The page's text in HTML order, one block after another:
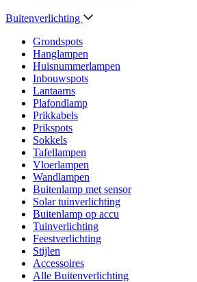
Buitenverlichting
Grondspots
Hanglampen
Huisnummerlampen
Inbouwspots
Lantaarns
Plafondlamp
Prikkabels
Prikspots
Sokkels
Tafellampen
Vloerlampen
Wandlampen
Buitenlamp met sensor
Solar tuinverlichting
Buitenlamp op accu
Tuinverlichting
Feestverlichting
Stijlen
Accessoires
Alle Buitenverlichting